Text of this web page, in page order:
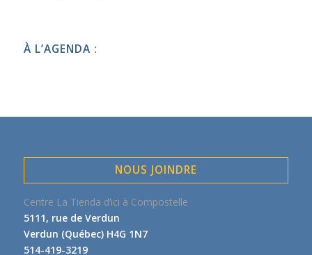
À L’AGENDA :
NOUS JOINDRE
Centre La Tienda d’ici à Compostelle
5111, rue de Verdun
Verdun (Québec) H4G 1N7
514-419-3219